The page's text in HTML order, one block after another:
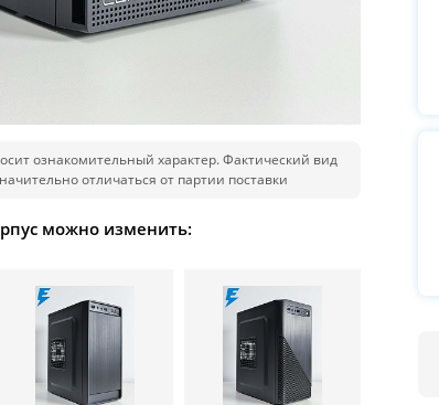
ознакомительный характер. Фактический вид
отличаться от партии поставки
можно изменить: